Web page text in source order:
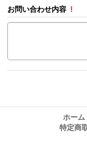
お問い合わせ内容 !
ホーム
特定商